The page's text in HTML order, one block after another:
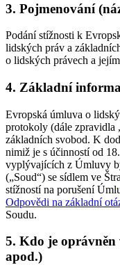
3. Pojmenování
Podání stížnosti k
lidských práv a
o lidských právech a
4. Základní
Evropská úmluva o
protokoly (dále zpravidla
základních svobod. K
nimiž je s účinností od
vyplývajících z Úmluvy
(„Soud“) se sídlem ve
stížností na porušení
Odpovědi na základní
Soudu.
5. Kdo je oprávněn
apod.)